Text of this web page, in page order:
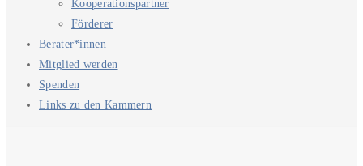
Kooperationspartner
Förderer
Berater*innen
Mitglied werden
Spenden
Links zu den Kammern